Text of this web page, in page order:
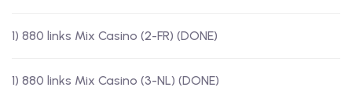
1) 880 links Mix Casino (2-FR) (DONE)
1) 880 links Mix Casino (3-NL) (DONE)